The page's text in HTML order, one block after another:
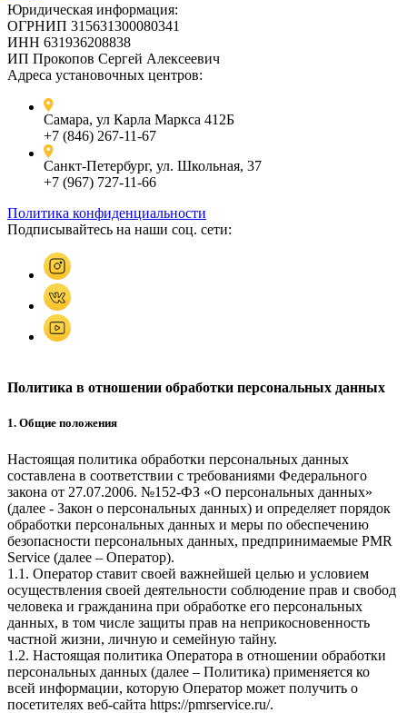
Юридическая информация:
ОГРНИП 315631300080341
ИНН 631936208838
ИП Прокопов Сергей Алексеевич
Адреса установочных центров:
Самара, ул Карла Маркса 412Б
+7 (846) 267-11-67
Санкт-Петербург, ул. Школьная, 37
+7 (967) 727-11-66
Политика конфиденциальности
Подписывайтесь на наши соц. сети:
Политика в отношении обработки персональных данных
1. Общие положения
Настоящая политика обработки персональных данных
составлена в соответствии с требованиями Федерального
закона от 27.07.2006. №152-ФЗ «О персональных данных»
(далее - Закон о персональных данных) и определяет порядок
обработки персональных данных и меры по обеспечению
безопасности персональных данных, предпринимаемые PMR
Service (далее – Оператор).
1.1. Оператор ставит своей важнейшей целью и условием
осуществления своей деятельности соблюдение прав и свобод
человека и гражданина при обработке его персональных
данных, в том числе защиты прав на неприкосновенность
частной жизни, личную и семейную тайну.
1.2. Настоящая политика Оператора в отношении обработки
персональных данных (далее – Политика) применяется ко
всей информации, которую Оператор может получить о
посетителях веб-сайта https://pmrservice.ru/.